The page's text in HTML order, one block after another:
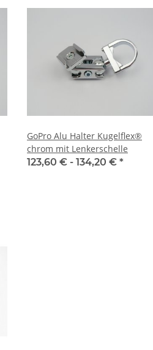
GoPro Alu Halter Kugelflex®
chrom mit Lenkerschelle
123,60 € - 134,20 € *